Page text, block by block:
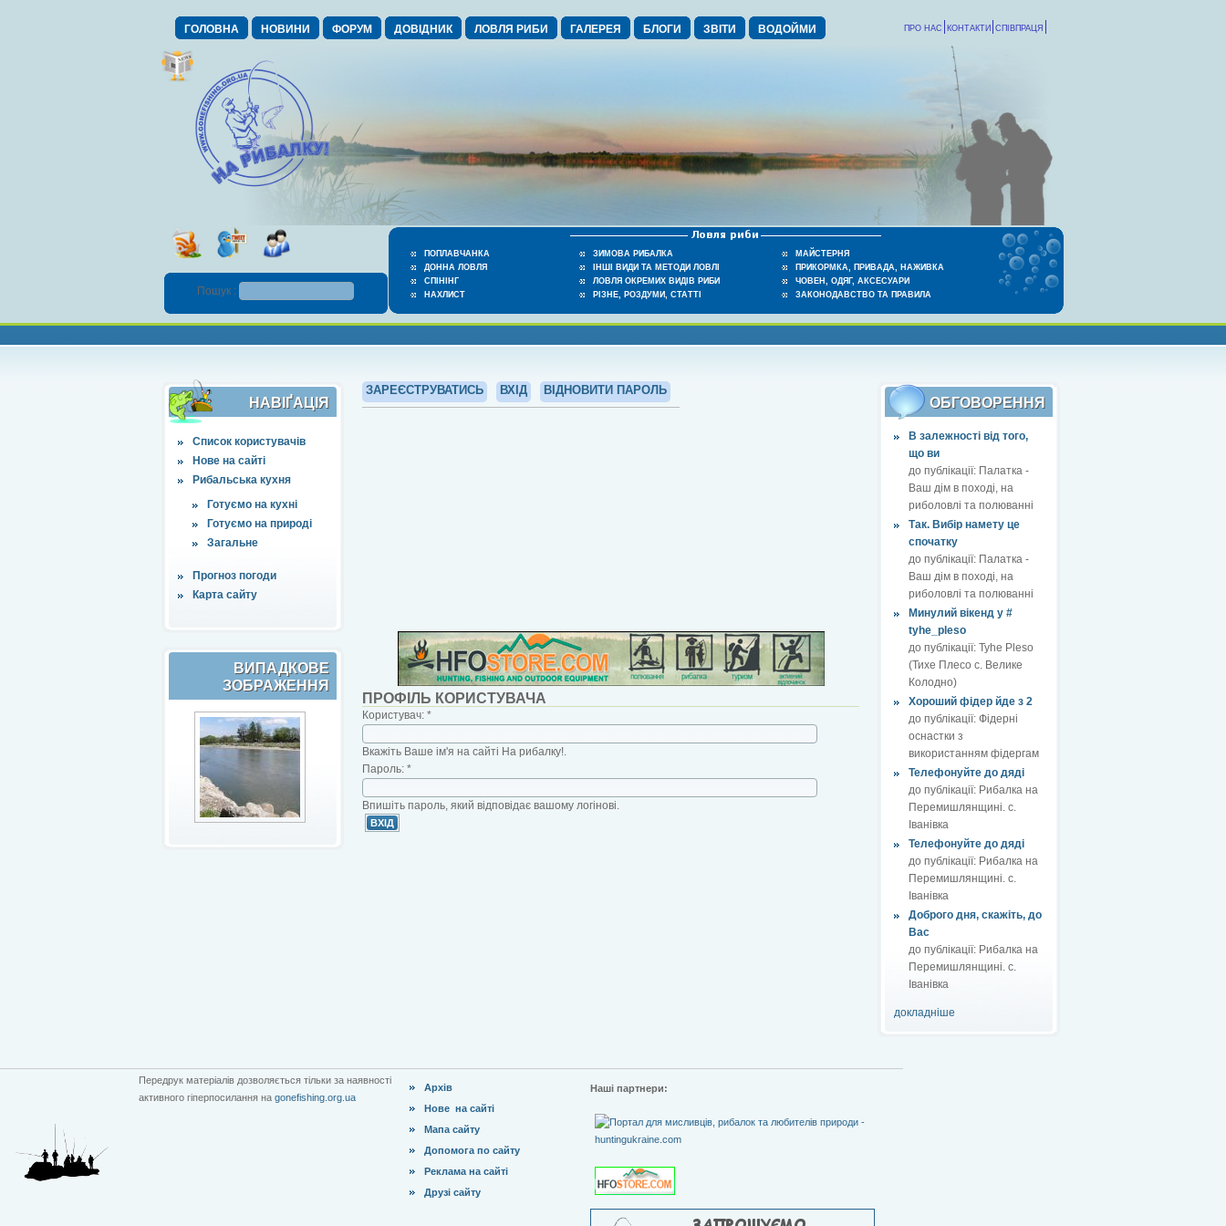
ГОЛОВНА НОВИНИ ФОРУМ ДОВІДНИК ЛОВЛЯ РИБИ ГАЛЕРЕЯ БЛОГИ ЗВІТИ ВОДОЙМИ СПІВПРАЦЯ
КОНТАКТИ
ПРО НАС
ПОПЛАВЧАНКА
ДОННА ЛОВЛЯ
СПІНІНГ
НАХЛИСТ
ЗИМОВА РИБАЛКА
ІНШІ ВИДИ ТА МЕТОДИ ЛОВЛІ
ЛОВЛЯ ОКРЕМИХ ВИДІВ РИБИ
РІЗНЕ, РОЗДУМИ, СТАТТІ
МАЙСТЕРНЯ
ПРИКОРМКА, ПРИВАДА, НАЖИВКА
ЧОВЕН, ОДЯГ, АКСЕСУАРИ
ЗАКОНОДАВСТВО ТА ПРАВИЛА
Пошук :
НАВІҐАЦІЯ
Список користувачів
Нове на сайті
Рибальська кухня
Готуємо на кухні
Готуємо на природі
Загальне
Прогноз погоди
Карта сайту
ВИПАДКОВЕ
ЗОБРАЖЕННЯ
ЗАРЕЄСТРУВАТИСЬ ВХІД ВІДНОВИТИ ПАРОЛЬ
ОБГОВОРЕННЯ
В залежності від того,
що ви
до публікації: Палатка -
Ваш дім в поході, на
риболовлі та полюванні
Так. Вибір намету це
спочатку
до публікації: Палатка -
Ваш дім в поході, на
риболовлі та полюванні
Минулий вікенд у #
tyhe_pleso
до публікації: Tyhe Pleso
(Тихе Плесо с. Велике
Колодно)
Хороший фідер йде з 2
до публікації: Фідерні
оснастки з
використанням фідергам
Телефонуйте до дяді
до публікації: Рибалка на
Перемишлянщині. с.
Іванівка
Телефонуйте до дяді
до публікації: Рибалка на
Перемишлянщині. с.
Іванівка
Доброго дня, скажіть, до
Вас
до публікації: Рибалка на
Перемишлянщині. с.
Іванівка
докладніше
ПРОФІЛЬ КОРИСТУВАЧА
Користувач: *
Вкажіть Ваше ім'я на сайті На рибалку!.
Пароль: *
Впишіть пароль, який відповідає вашому логінові.
Передрук матеріалів дозволяється тільки за наявності
активного гіперпосилання на gonefishing.org.ua
Архів
Нове на сайті
Мапа сайту
Допомога по сайту
Реклама на сайті
Друзі сайту
Наші партнери: